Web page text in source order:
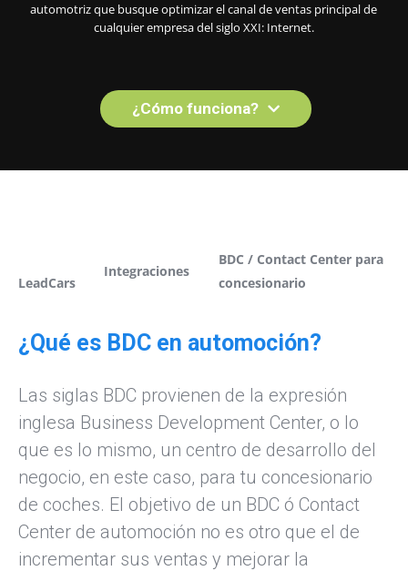
¿Cómo funciona?
automotriz que busque optimizar el canal de ventas principal de
cualquier empresa del siglo XXI: Internet.
LeadCars
Integraciones
BDC / Contact Center para
concesionario
¿Qué es BDC en automoción?
Las siglas BDC provienen de la expresión
inglesa Business Development Center, o lo
que es lo mismo, un centro de desarrollo del
negocio, en este caso, para tu concesionario
de coches. El objetivo de un BDC ó Contact
Center de automoción no es otro que el de
incrementar sus ventas y mejorar la